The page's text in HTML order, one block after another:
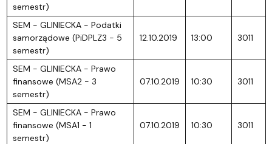
semestr)
SEM - GLINIECKA - Podatki
samorządowe (PiDPLZ3 - 5
semestr)
12.10.2019 13:00 3011
SEM - GLINIECKA - Prawo
finansowe (MSA2 - 3
semestr)
07.10.2019 10:30 3011
SEM - GLINIECKA - Prawo
finansowe (MSA1 - 1
semestr)
07.10.2019 10:30 3011